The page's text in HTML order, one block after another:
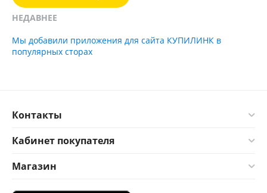
НЕДАВНЕЕ
Мы добавили приложения для сайта КУПИЛИНК в
популярных сторах
Контакты
Кабинет покупателя
Магазин